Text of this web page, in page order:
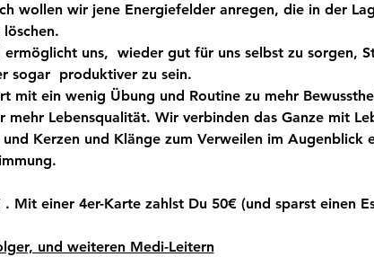
wollen wir jene Energiefelder anregen, die in der
ermöglicht uns,  wieder gut für uns selbst zu sorgen,
sogar  produktiver zu sein.
mit ein wenig Übung und Routine zu mehr
mehr Lebensqualität. Wir verbinden das Ganze mit
Kerzen und Klänge zum Verweilen im Augenblick
. Mit einer 4er-Karte zahlst Du 50€ (und sparst einen
und weiteren Medi-Leitern